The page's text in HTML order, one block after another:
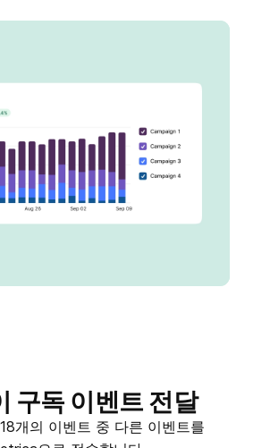
구독 이벤트 전달
18개의 이벤트 중 다른 이벤트를